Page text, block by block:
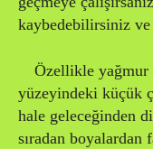
kaybedebilirsiniz ve
Özellikle yağmur
yüzeyindeki küçük
hale geleceğinden
sıradan